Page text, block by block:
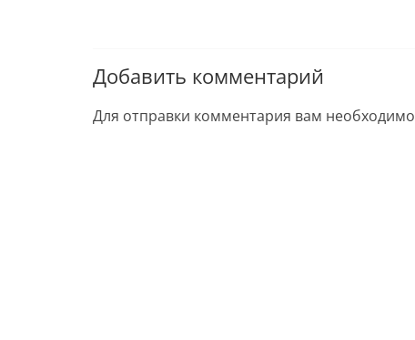
Добавить комментарий
Для отправки комментария вам необходимо